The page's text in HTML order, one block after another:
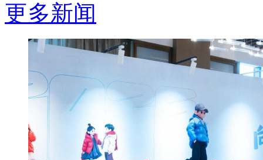
更多新闻